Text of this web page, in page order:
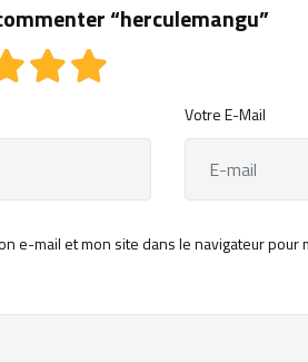
“herculemangu”
Votre E-Mail
e-mail et mon site dans le navigateur pour